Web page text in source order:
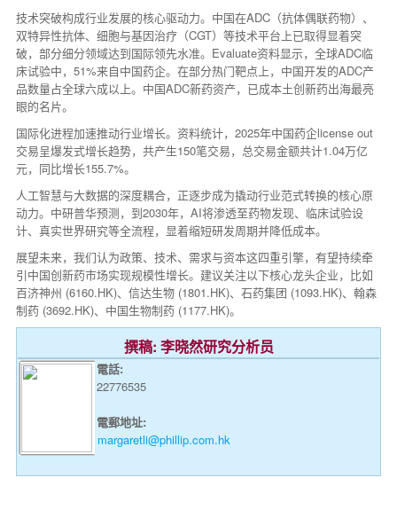
技术突破构成行业发展的核心驱动力。中国在ADC（抗体偶联药物）、
双特异性抗体、细胞与基因治疗（CGT）等技术平台上已取得显着突
破，部分细分领域达到国际领先水准。Evaluate资料显示，全球ADC临
床试验中，51%来自中国药企。在部分热门靶点上，中国开发的ADC产
品数量占全球六成以上。中国ADC新药资产，已成本土创新药出海最亮
眼的名片。
国际化进程加速推动行业增长。资料统计，2025年中国药企license out
交易呈爆发式增长趋势，共产生150笔交易，总交易金额共计1.04万亿
元，同比增长155.7%。
人工智慧与大数据的深度耦合，正逐步成为撬动行业范式转换的核心原
动力。中研普华预测，到2030年，AI将渗透至药物发现、临床试验设
计、真实世界研究等全流程，显着缩短研发周期并降低成本。
展望未来，我们认为政策、技术、需求与资本这四重引擎，有望持续牵
引中国创新药市场实现规模性增长。建议关注以下核心龙头企业，比如
百济神州 (6160.HK)、信达生物 (1801.HK)、石药集团 (1093.HK)、翰森
制药 (3692.HK)、中国生物制药 (1177.HK)。
撰稿: 李晓然研究分析员
電話:
22776535
電郵地址:
margaretli@phillip.com.hk